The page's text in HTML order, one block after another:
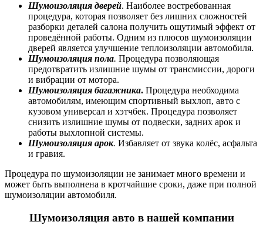
Шумоизоляция дверей. Наиболее востребованная
процедура, которая позволяет без лишних сложностей
разборки деталей салона получить ощутимый эффект от
проведённой работы. Одним из плюсов шумоизоляции
дверей является улучшение теплоизоляции автомобиля.
Шумоизоляция пола. Процедура позволяющая
предотвратить излишние шумы от трансмиссии, дороги
и вибрации от мотора.
Шумоизоляция багажника. Процедура необходима
автомобилям, имеющим спортивный выхлоп, авто с
кузовом универсал и хэтчбек. Процедура позволяет
снизить излишние шумы от подвески, задних арок и
работы выхлопной системы.
Шумоизоляция арок. Избавляет от звука колёс, асфальта
и гравия.
Процедура по шумоизоляции не занимает много времени и
может быть выполнена в кротчайшие сроки, даже при полной
шумоизоляции автомобиля.
Шумоизоляция авто в нашей компании